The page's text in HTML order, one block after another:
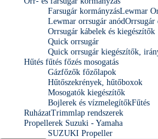
Farsugár kormányzásLewmar
Lewmar orrsugár anódOrrsugár
Orrsugár kábelek és kiegészítők
Quick orrsugár
Quick orrsugár kiegészítők,
Hűtés fűtés főzés mosogatás
Gázfőzők főzőlapok
Hűtőszekrények, hűtőboxok
Mosogatók kiegészítők
Bojlerek és vízmelegítőkFűtés
RuházatTrimmlap rendszerek
Propellerek Suzuki - Yamaha
SUZUKI Propeller